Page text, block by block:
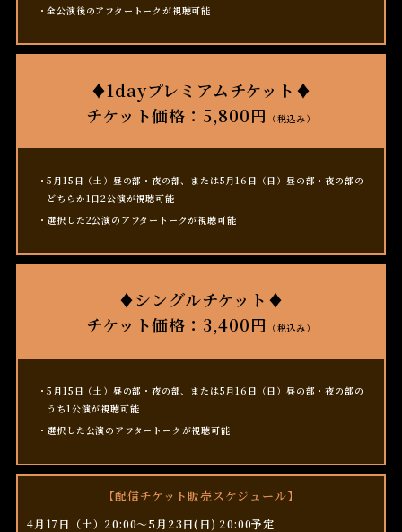
全公演後のアフタートークが視聴可能
♦1dayプレミアムチケット♦
チケット価格：5,800円 （税込み）
5月15日（土）昼の部・夜の部、または5月16日（日）昼の部・夜の部の
どちらか1日2公演が視聴可能
選択した2公演のアフタートークが視聴可能
♦シングルチケット♦
チケット価格：3,400円 （税込み）
5月15日（土）昼の部・夜の部、または5月16日（日）昼の部・夜の部の
うち1公演が視聴可能
選択した公演のアフタートークが視聴可能
【配信チケット販売スケジュール】
4月17日（土）20:00〜5月23日(日) 20:00予定